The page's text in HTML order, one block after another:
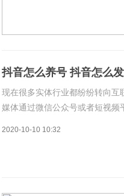
抖音怎么养号 抖音怎么
现在很多实体行业都纷纷转向互
媒体通过微信公众号或者短视频
太难做，这是事实，我敢说现
2020-10-10 10:32